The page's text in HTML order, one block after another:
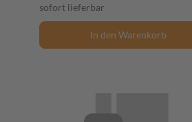
sofort lieferbar
In den Warenkorb